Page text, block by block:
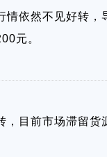
情依然不见好转
元。
，目前市场滞留